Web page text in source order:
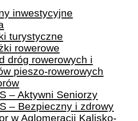
inwestycyjne
turystyczne
rowerowe
dróg rowerowych i
pieszo-rowerowych
– Aktywni Seniorzy
– Bezpieczny i zdrowy
w Aglomeracji Kalisko-